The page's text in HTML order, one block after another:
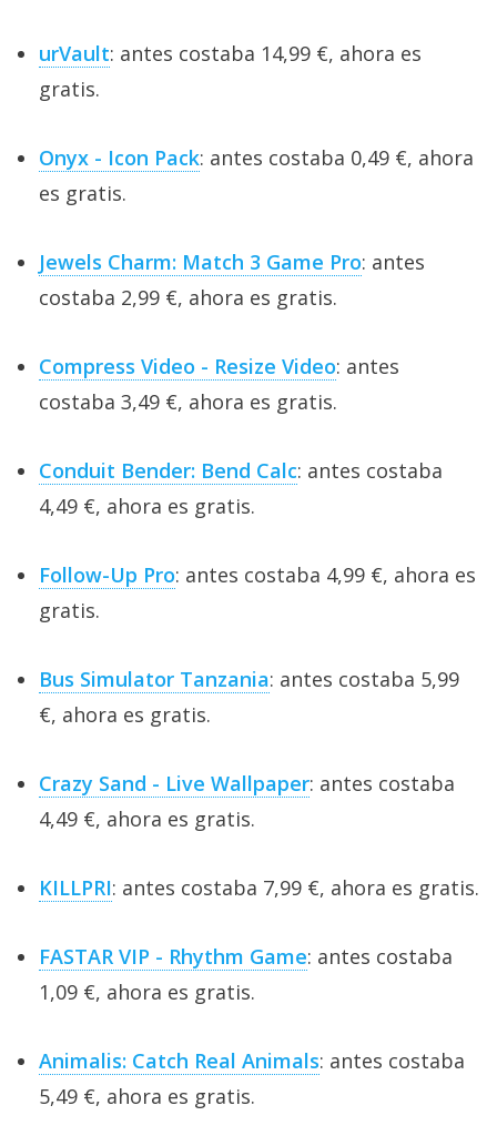
urVault: antes costaba 14,99 €, ahora es
gratis.
Onyx - Icon Pack: antes costaba 0,49 €, ahora
es gratis.
Jewels Charm: Match 3 Game Pro: antes
costaba 2,99 €, ahora es gratis.
Compress Video - Resize Video: antes
costaba 3,49 €, ahora es gratis.
Conduit Bender: Bend Calc: antes costaba
4,49 €, ahora es gratis.
Follow-Up Pro: antes costaba 4,99 €, ahora es
gratis.
Bus Simulator Tanzania: antes costaba 5,99
€, ahora es gratis.
Crazy Sand - Live Wallpaper: antes costaba
4,49 €, ahora es gratis.
KILLPRI: antes costaba 7,99 €, ahora es gratis.
FASTAR VIP - Rhythm Game: antes costaba
1,09 €, ahora es gratis.
Animalis: Catch Real Animals: antes costaba
5,49 €, ahora es gratis.